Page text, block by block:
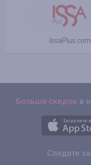
IssaPlus.com
Больше скидок в
Следите